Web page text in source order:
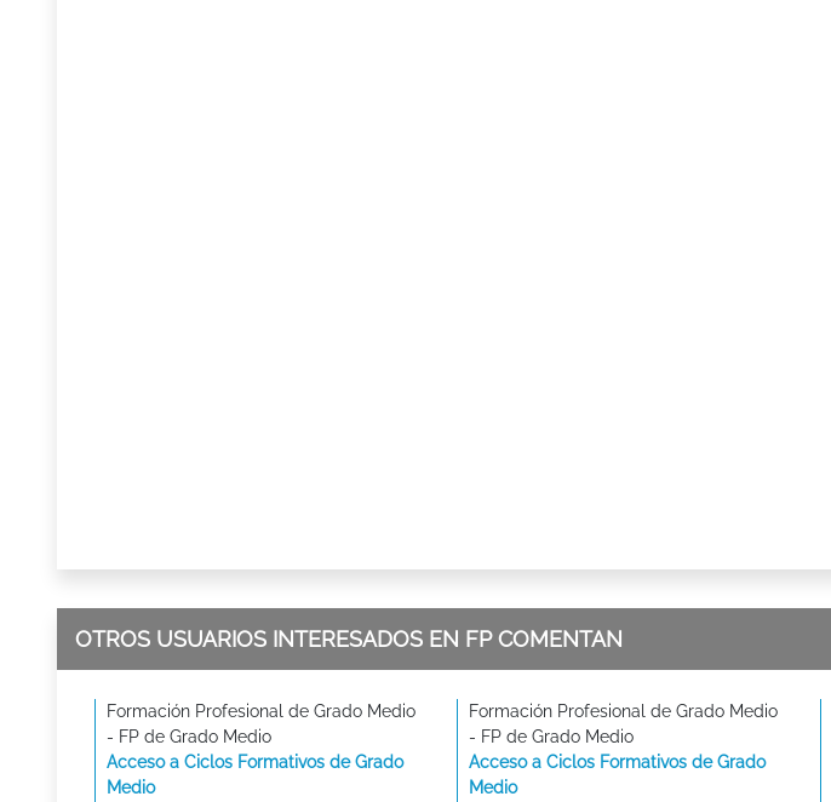
OTROS USUARIOS INTERESADOS EN FP COMENTAN
Formación Profesional de Grado Medio
- FP de Grado Medio
Acceso a Ciclos Formativos de Grado
Medio
Formación Profesional de Grado Medio
- FP de Grado Medio
Acceso a Ciclos Formativos de Grado
Medio